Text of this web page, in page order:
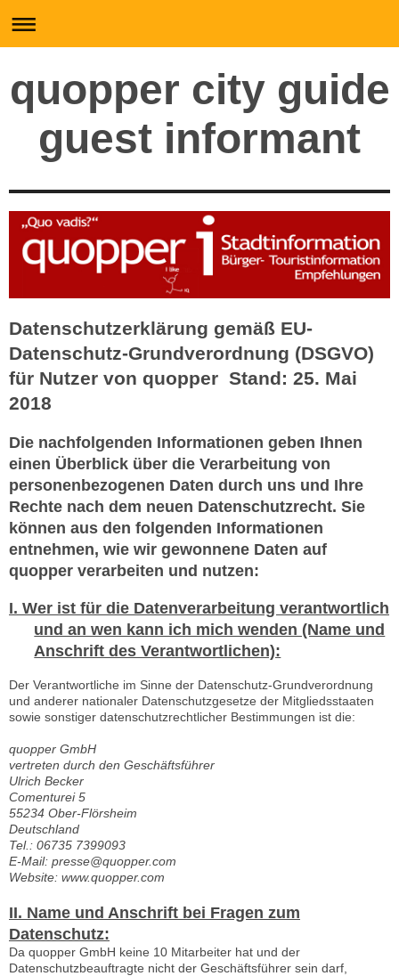
quopper city guide
guest informant
Datenschutzerklärung gemäß EU-
Datenschutz-Grundverordnung (DSGVO)
für Nutzer von quopper Stand: 25. Mai
2018
Die nachfolgenden Informationen geben Ihnen
einen Überblick über die Verarbeitung von
personenbezogenen Daten durch uns und Ihre
Rechte nach dem neuen Datenschutzrecht. Sie
können aus den folgenden Informationen
entnehmen, wie wir gewonnene Daten auf
quopper verarbeiten und nutzen:
I. Wer ist für die Datenverarbeitung verantwortlich
und an wen kann ich mich wenden (Name und
Anschrift des Verantwortlichen):
Der Verantwortliche im Sinne der Datenschutz-Grundverordnung
und anderer nationaler Datenschutzgesetze der Mitgliedsstaaten
sowie sonstiger datenschutzrechtlicher Bestimmungen ist die:
quopper GmbH
vertreten durch den Geschäftsführer
Ulrich Becker
Comenturei 5
55234 Ober-Flörsheim
Deutschland
Tel.: 06735 7399093
E-Mail: presse@quopper.com
Website: www.quopper.com
II. Name und Anschrift bei Fragen zum
Datenschutz:
Da quopper GmbH keine 10 Mitarbeiter hat und der
Datenschutzbeauftragte nicht der Geschäftsführer sein darf,